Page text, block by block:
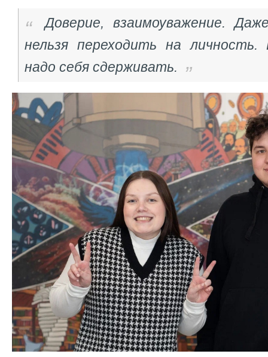
Доверие, взаимоуважение.
нельзя переходить на
надо себя сдерживать.